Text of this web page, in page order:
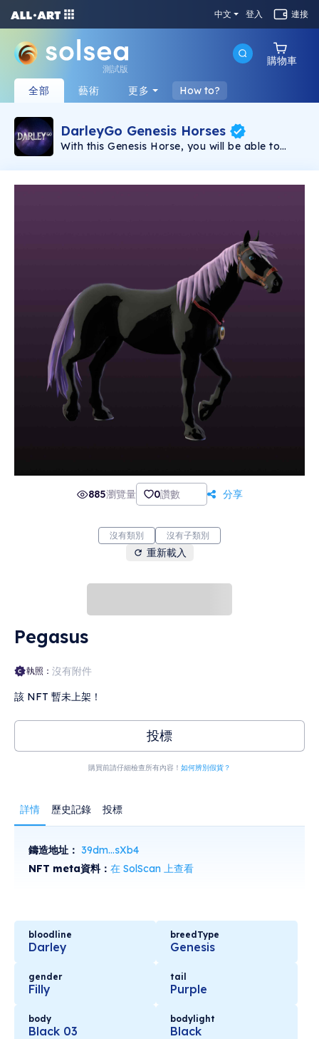
中文 登入 連接
測試版
購物車
全部 藝術 更多 How to?
DarleyGo Genesis Horses
With this Genesis Horse, you will be able to
885瀏覽量 0讚數 分享
沒有類別 沒有子類別
重新載入
Pegasus
執照： 沒有附件
該 NFT 暫未上架！
投標
購買前請仔細檢查所有內容！ 如何辨別假貨？
詳情 歷史記錄 投標
鑄造地址： 39dm...sXb4
NFT meta資料： 在 SolScan 上查看
bloodline
Darley
breedType
Genesis
gender
Filly
tail
Purple
body
Black 03
bodylight
Black